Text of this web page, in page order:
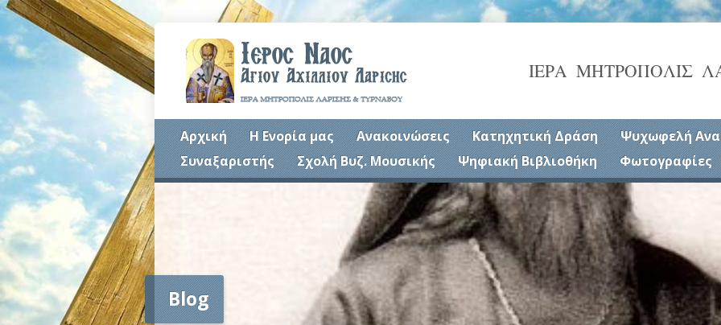
ΙΕΡΑ ΜΗΤΡΟΠΟΛΙΣ
Αρχική Η Ενορία μας Ανακοινώσεις Κατηχητική Δράση
Ψυχωφελή
Συναξαριστής
Σχολή Βυζ. Μουσικής Ψηφιακή Βιβλιοθήκη Φωτογραφίες
Blog